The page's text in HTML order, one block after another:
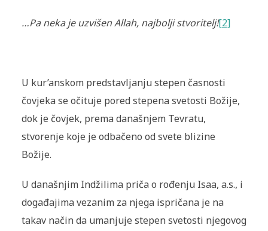
…Pa neka je uzvišen Allah, najbolji stvoritelj![2]
U kur’anskom predstavljanju stepen časnosti
čovjeka se očituje pored stepena svetosti Božije,
dok je čovjek, prema današnjem Tevratu,
stvorenje koje je odbačeno od svete blizine
Božije.
U današnjim Indžilima priča o rođenju Isaa, a.s., i
događajima vezanim za njega ispričana je na
takav način da umanjuje stepen svetosti njegovog